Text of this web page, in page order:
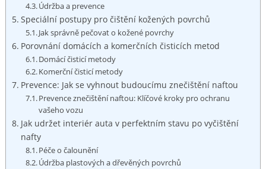
Údržba a prevence
Speciální postupy pro čištění kožených povrchů
Jak správně pečovat o kožené povrchy
Porovnání domácích a komerčních čisticích metod
Domácí čisticí metody
Komerční čisticí metody
Prevence: Jak se vyhnout budoucímu znečištění naftou
Prevence znečištění naftou: Klíčové kroky pro ochranu
vašeho vozu
Jak udržet interiér auta v perfektním stavu po vyčištění
nafty
Péče o čalounění
Údržba plastových a dřevěných povrchů